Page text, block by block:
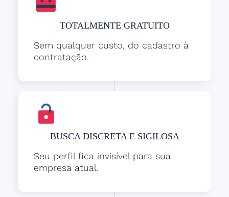
TOTALMENTE GRATUITO
Sem qualquer custo, do cadastro à
contratação.
BUSCA DISCRETA E SIGILOSA
Seu perfil fica invisível para sua
empresa atual.